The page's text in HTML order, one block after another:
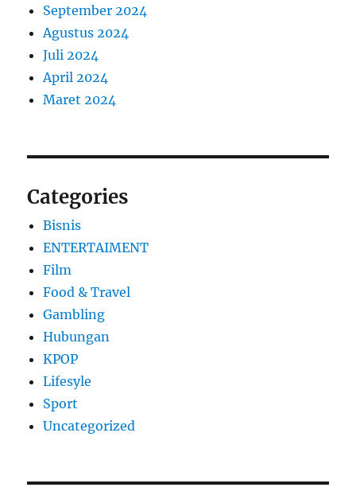
September 2024
Agustus 2024
Juli 2024
April 2024
Maret 2024
Categories
Bisnis
ENTERTAIMENT
Film
Food & Travel
Gambling
Hubungan
KPOP
Lifesyle
Sport
Uncategorized